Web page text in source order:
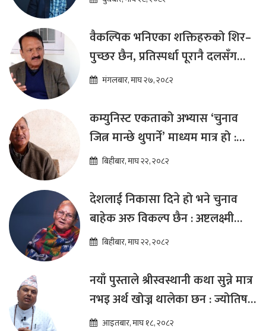
वैकल्पिक भनिएका शक्तिहरुको शिर–
पुच्छर छैन, प्रतिस्पर्धा पूरानै दलसँग
हुन्छ : डा.प्रकाश शरण महत
मंगलबार, माघ २७, २०८२
कम्युनिस्ट एकताको अभ्यास ‘चुनाव
जित्न मान्छे थुपार्ने’ माध्यम मात्र हो :
विप्लव
बिहीबार, माघ २२, २०८२
देशलाई निकासा दिने हो भने चुनाव
बाहेक अरु विकल्प छैन : अष्टलक्ष्मी
शाक्यबिहीबार, माघ २२, २०८२
नयाँ पुस्ताले श्रीस्वस्थानी कथा सुन्ने मात्र
नभइ अर्थ खोज्न थालेका छन : ज्योतिष
तारा लोचन न्यौपाने
आइतबार, माघ १८, २०८२